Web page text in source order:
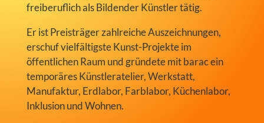
freiberuflich als Bildender Künstler tätig.
Er ist Preisträger zahlreiche Auszeichnungen,
erschuf vielfältigste Kunst-Projekte im
öffentlichen Raum und gründete mit barac ein
temporäres Künstleratelier, Werkstatt,
Manufaktur, Erdlabor, Farblabor, Küchenlabor,
Inklusion und Wohnen.